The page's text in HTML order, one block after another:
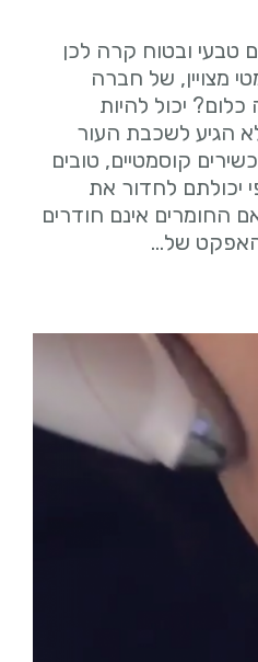
טבעי ובטוח קרה לכן
מצויין, של חברה
יכול להיות
הגיע לשכבת העור
קוסמטיים, טובים
יכולתם לחדור את
החומרים אינם חודרים
של…